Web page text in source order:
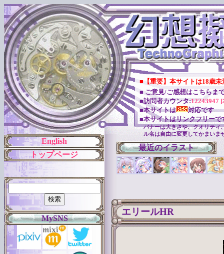
English
トップページ
■【重要】本サイトは18歳
■ ご意見/ご感想はこちらま
■訪問者カウンタ:12243947
■本サイトは
対応です
■本サイトはリンクフリーで
バナーは大きさや、クオリティ
ル名は自由に変更してかまいま
最近のイラスト
MySNS
エリールHR